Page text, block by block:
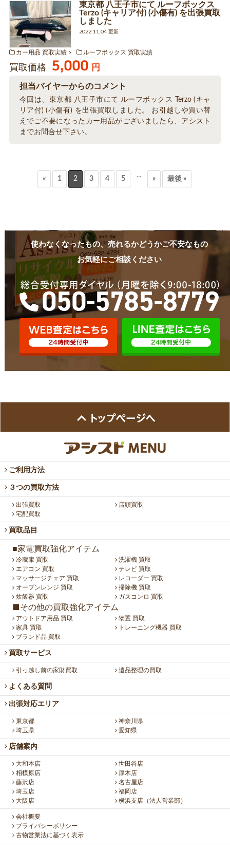
東京都 八王子市にて ルーフボックス
Terzo (キャリア付) (小傷有) を出張買取
しました
2022.11.04 更新
カー用品 買取実績 ルーフボックス 買取実績
買取価格 5,000 円
担当バイヤーからのコメント
今回は、東京都 八王子市にて ルーフボックス Terzo (キャ
リア付) (小傷有) を出張買取しました。 お引越しや買い替
えでご不要になったカー用品がございましたら、アシスト
までお問合せ下さい。
« 1 2 3 4 5 ... » 最後 »
使わなくなったもの、売れるかどうかご不安なもの
お気軽にご相談ください
ご利用方法
３つの買取方法
出張買取
店頭買取
宅配買取
買取品目
■家電買取強化アイテム
冷蔵庫 買取
洗濯機 買取
エアコン 買取
テレビ 買取
マッサージチェア 買取
レコーダー 買取
オーブンレンジ 買取
掃除機 買取
炊飯器 買取
ガスコンロ 買取
■その他の買取強化アイテム
アウトドア用品 買取
物置 買取
家具 買取
トレーニング機器 買取
ブランド品 買取
買取サービス
引っ越し前の家財買取 遺品整理の買取
よくある質問
出張対応エリア
東京都
神奈川県
埼玉県
愛知県
店舗案内
大和本店
世田谷店
相模原店
厚木店
藤沢店
名古屋店
埼玉店
福岡店
大阪店
横浜支店（法人営業部）
会社概要
プライバシーポリシー
古物営業法に基づく表示